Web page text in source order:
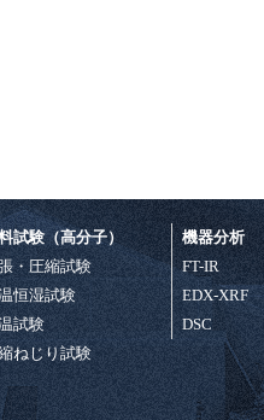
試験（高分子）
・圧縮試験
恒湿試験
試験
ねじり試験
機器分析
FT-IR
EDX-XRF
DSC